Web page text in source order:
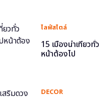
ไลฟ์สไตล์
15 เมืองน่าเที่ยว
หน้าต้องไป
DECOR